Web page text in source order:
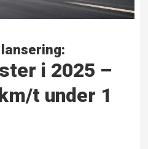
i 2025 –
t under 1